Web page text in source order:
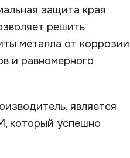
защита края
решить
металла от коррозии
и равномерного
является
который успешно